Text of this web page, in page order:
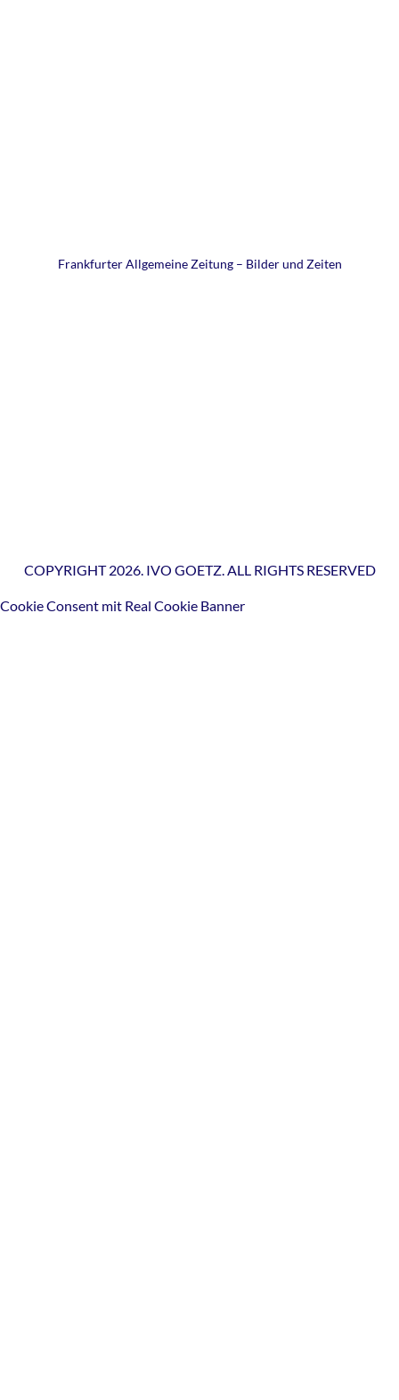
Frankfurter Allgemeine Zeitung – Bilder und Zeiten
COPYRIGHT 2026. IVO GOETZ. ALL RIGHTS RESERVED
Cookie Consent mit Real Cookie Banner